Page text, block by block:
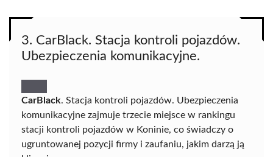
3. CarBlack. Stacja kontroli pojazdów.
Ubezpieczenia komunikacyjne.
CarBlack. Stacja kontroli pojazdów. Ubezpieczenia
komunikacyjne zajmuje trzecie miejsce w rankingu
stacji kontroli pojazdów w Koninie, co świadczy o
ugruntowanej pozycji firmy i zaufaniu, jakim darzą ją